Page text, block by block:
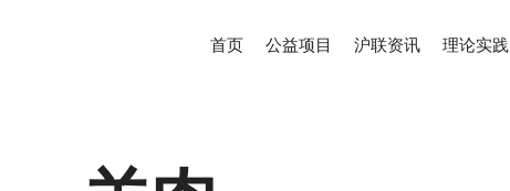
首页 公益项目 沪联资讯 理论实践